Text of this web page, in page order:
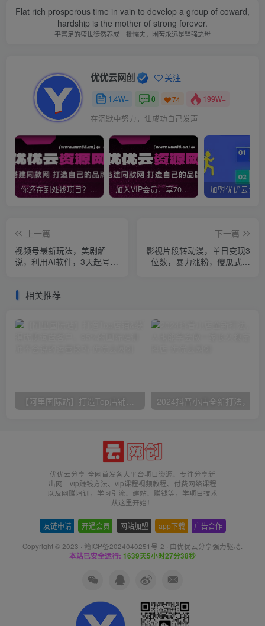
Flat rich prosperous time in vain to develop a group of coward,
hardship is the mother of strong forever.
平富足的盛世徒然养成一批懦夫，困苦永远是坚强之母
优优云网创 关注
1.4W+ 0 74 199W+
在沉默中努力，让成功自己发声
你还在到处找项目？还在当韭菜？我靠网创资源站一个月收入5万+，曾经我也是个失败者。 加入VIP会员，享70%的推广提成，免费学习多种网上创业课程，菜鸟秒变大神！
上一篇
视频号最新玩法，美剧解
说，利用AI软件，3天起号，
下一篇
影视片段转动漫，单日变现3
位数，暴力涨粉，傻瓜式操
相关推荐
优优云分享-全网首发各大平台项目资源、专注分享新
出网上vip赚钱方法、vip课程视频教程、付费网络课程
以及网赚培训，学习引流、建站、赚钱等，学项目技术
从这里开始！
友链申请 开通会员 网站加盟 app下载 广告合作
Copyright © 2023 · 赣ICP备2024040251号-2 · 由优优云分享强力驱动.
本站已安全运行: 1639天5小时27分38秒